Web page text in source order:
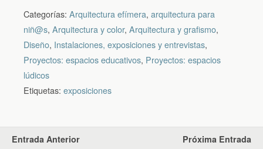
Categorías: Arquitectura efímera, arquitectura para
niñ@s, Arquitectura y color, Arquitectura y grafismo,
Diseño, Instalaciones, exposiciones y entrevistas,
Proyectos: espacios educativos, Proyectos: espacios
lúdicos
Etiquetas: exposiciones
Entrada Anterior Próxima Entrada